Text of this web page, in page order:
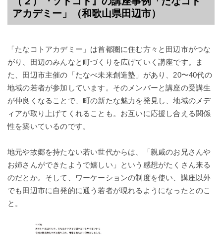
アカデミー」（和歌山県田辺市）
「たなコトアカデミー」は首都圏に住む方々と田辺市がつな
がり、田辺のみんなと町づくりを広げていく講座です。ま
た、田辺市主催の「たなべ未来創造塾」があり、20〜40代の
地域の若者が参加しています。そのメンバーと講座の受講生
が仲良くなることで、町の新たな魅力を発見し、地域のメデ
ィアが取り上げてくれることも。お互いに応援し合える関係
性を築いているのです。
地元や故郷を持たない若い世代からは、「親戚のお兄さんや
お姉さんができたようで嬉しい」という感想がたくさん来る
のだとか。そして、ワーケーションの制度を使い、講座以外
でも田辺市に自発的に通う若者が現れるようになったとのこ
と。